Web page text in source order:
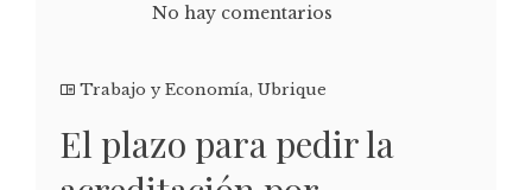
No hay comentarios
Trabajo y Economía, Ubrique
El plazo para pedir la